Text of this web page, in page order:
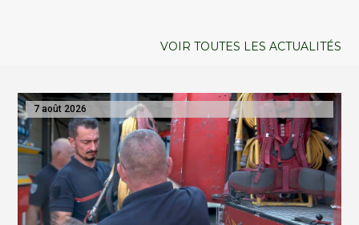
VOIR TOUTES LES ACTUALITÉS
7 août 2026